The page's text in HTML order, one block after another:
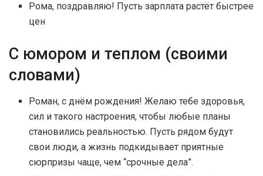
Рома, поздравляю! Пусть зарплата растёт быстрее
цен
С юмором и теплом (своими
словами)
Роман, с днём рождения! Желаю тебе здоровья,
сил и такого настроения, чтобы любые планы
становились реальностью. Пусть рядом будут
свои люди, а жизнь подкидывает приятные
сюрпризы чаще, чем “срочные дела”.